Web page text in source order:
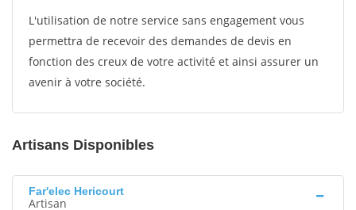
L'utilisation de notre service sans engagement vous
permettra de recevoir des demandes de devis en
fonction des creux de votre activité et ainsi assurer un
avenir à votre société.
Artisans Disponibles
Far'elec Hericourt
Artisan